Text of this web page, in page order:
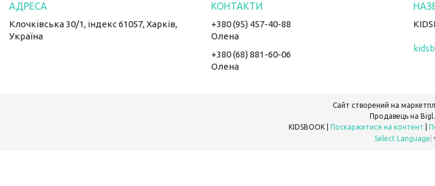
Клочківська 30/1, індекс 61057, Харків,
Україна
+380 (95) 457-40-88
Олена
+380 (68) 881-60-06
Олена
Сайт створений на
Продавець на
Поскаржитися на контент
Select Language